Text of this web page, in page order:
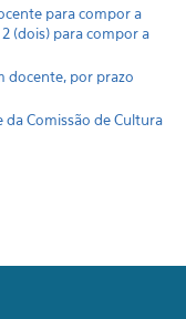
para compor a
(dois) para compor a
docente, por prazo
da Comissão de Cultura